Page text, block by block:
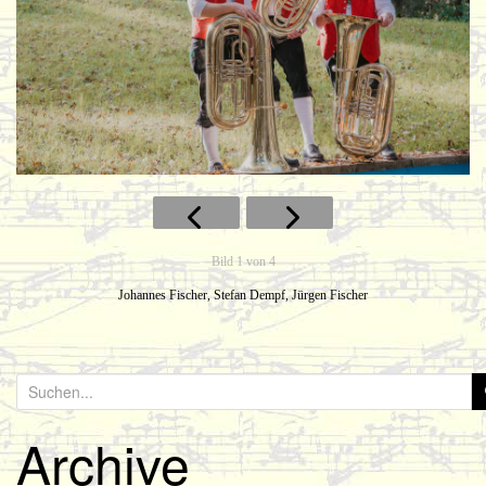
o
n
Bild 1 von 4
Johannes Fischer, Stefan Dempf, Jürgen Fischer
u
c
h
Archive